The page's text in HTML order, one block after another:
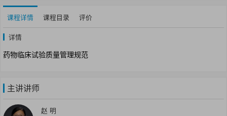
课程详情 课程目录 评价
详情
药物临床试验质量管理规范
主讲讲师
赵 明